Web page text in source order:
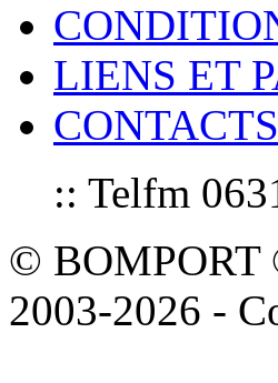
LIENS ET
:: Telfm
© BOMPORT
2003-2026 -